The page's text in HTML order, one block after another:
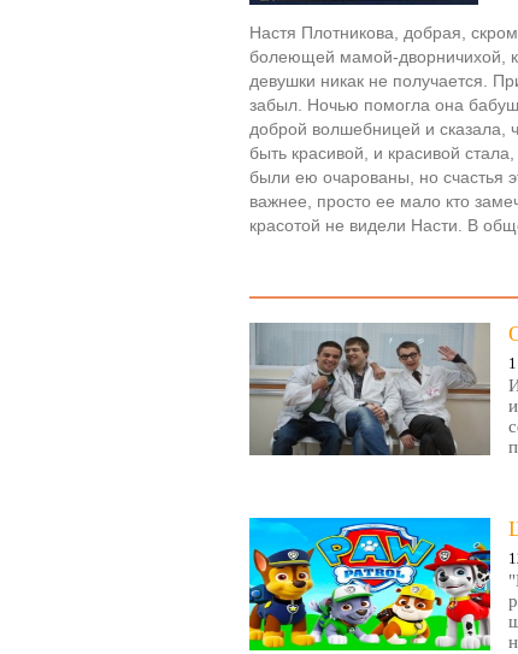
Настя Плотникова, добрая,
болеющей мамой-дворничихой,
девушки никак не получается.
забыл. Ночью помогла она
доброй волшебницей и сказала,
быть красивой, и красивой
были ею очарованы, но счастья
важнее, просто ее мало кто
красотой не видели Насти. В